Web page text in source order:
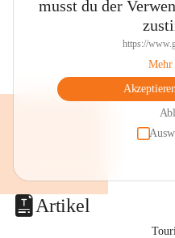
musst du der
https://
Mehr
Artikel